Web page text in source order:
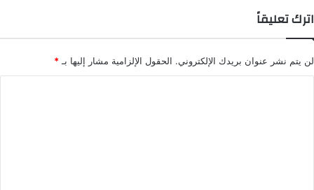
اترك تعليقاً
لن يتم نشر عنوان بريدك الإلكتروني. الحقول الإلزامية مشار إليها بـ*